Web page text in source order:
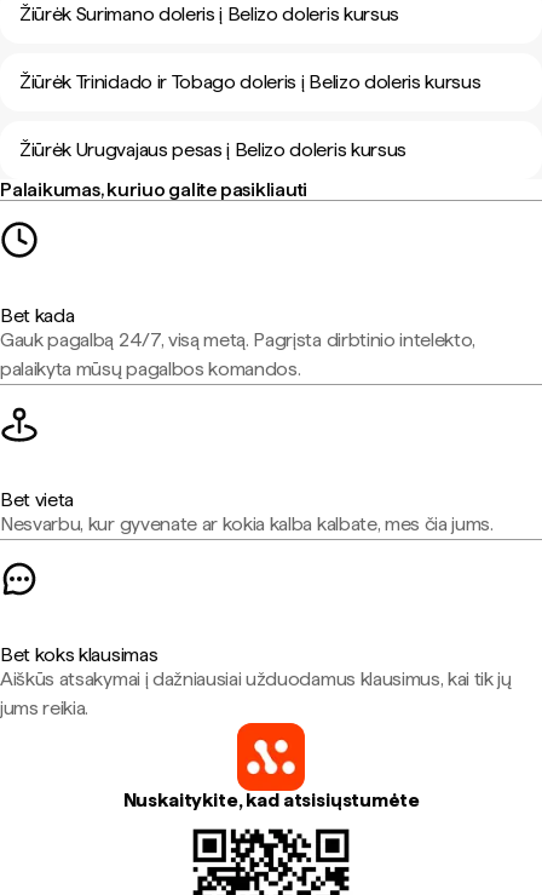
Žiūrėk Surimano doleris į Belizo doleris kursus
Žiūrėk Trinidado ir Tobago doleris į Belizo doleris kursus
Žiūrėk Urugvajaus pesas į Belizo doleris kursus
Palaikumas, kuriuo galite pasikliauti
Bet kada
Gauk pagalbą 24/7, visą metą. Pagrįsta dirbtinio intelekto,
palaikyta mūsų pagalbos komandos.
Bet vieta
Nesvarbu, kur gyvenate ar kokia kalba kalbate, mes čia jums.
Bet koks klausimas
Aiškūs atsakymai į dažniausiai užduodamus klausimus, kai tik jų
jums reikia.
Nuskaitykite, kad atsisiųstumėte